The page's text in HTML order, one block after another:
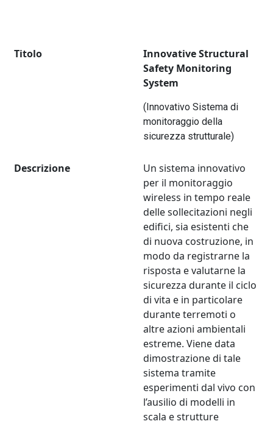
Titolo
Innovative Structural
Safety Monitoring
System
(Innovativo Sistema di
monitoraggio della
sicurezza strutturale)
Descrizione
Un sistema innovativo
per il monitoraggio
wireless in tempo reale
delle sollecitazioni negli
edifici, sia esistenti che
di nuova costruzione, in
modo da registrarne la
risposta e valutarne la
sicurezza durante il ciclo
di vita e in particolare
durante terremoti o
altre azioni ambientali
estreme. Viene data
dimostrazione di tale
sistema tramite
esperimenti dal vivo con
l’ausilio di modelli in
scala e strutture